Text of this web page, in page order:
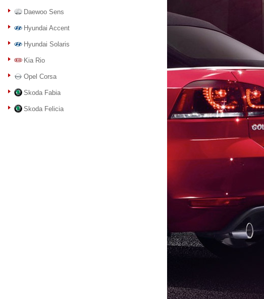
Daewoo Sens
Hyundai Accent
Hyundai Solaris
Kia Rio
Opel Corsa
Skoda Fabia
Skoda Felicia